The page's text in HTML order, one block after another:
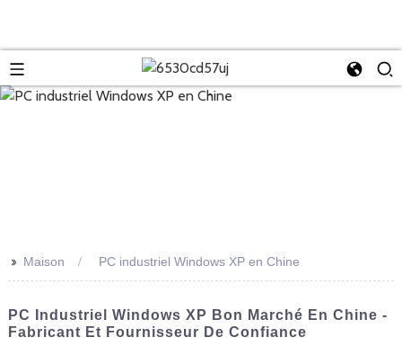
>> Maison PC industriel Windows XP en Chine
PC Industriel Windows XP Bon Marché En Chine -
Fabricant Et Fournisseur De Confiance